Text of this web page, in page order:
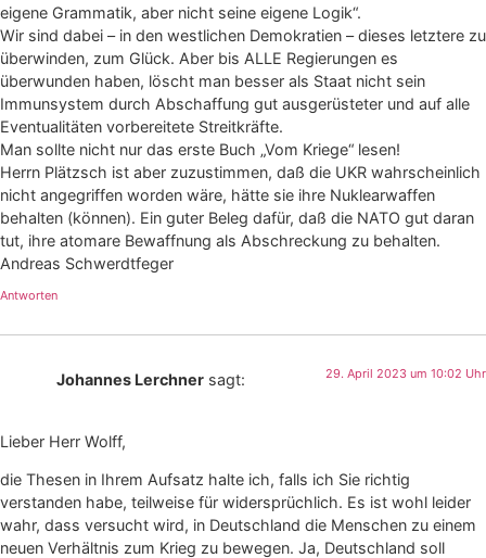
eigene Grammatik, aber nicht seine eigene Logik“.
Wir sind dabei – in den westlichen Demokratien – dieses letztere zu
überwinden, zum Glück. Aber bis ALLE Regierungen es
überwunden haben, löscht man besser als Staat nicht sein
Immunsystem durch Abschaffung gut ausgerüsteter und auf alle
Eventualitäten vorbereitete Streitkräfte.
Man sollte nicht nur das erste Buch „Vom Kriege“ lesen!
Herrn Plätzsch ist aber zuzustimmen, daß die UKR wahrscheinlich
nicht angegriffen worden wäre, hätte sie ihre Nuklearwaffen
behalten (können). Ein guter Beleg dafür, daß die NATO gut daran
tut, ihre atomare Bewaffnung als Abschreckung zu behalten.
Andreas Schwerdtfeger
Antworten
Johannes Lerchner sagt: 29. April 2023 um 10:02 Uhr
Lieber Herr Wolff,
die Thesen in Ihrem Aufsatz halte ich, falls ich Sie richtig
verstanden habe, teilweise für widersprüchlich. Es ist wohl leider
wahr, dass versucht wird, in Deutschland die Menschen zu einem
neuen Verhältnis zum Krieg zu bewegen. Ja, Deutschland soll